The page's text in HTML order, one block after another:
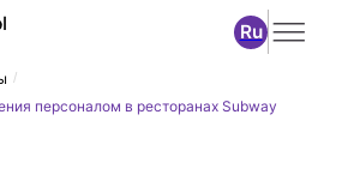
/
персоналом в ресторанах Subway